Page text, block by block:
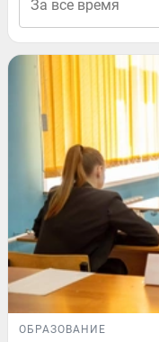
ОБРАЗОВАНИЕ